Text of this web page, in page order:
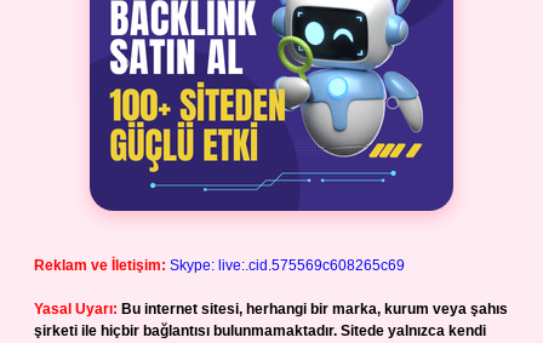
Reklam ve İletişim: Skype: live:.cid.575569c608265c69
Yasal Uyarı: Bu internet sitesi, herhangi bir marka, kurum veya şahıs
şirketi ile hiçbir bağlantısı bulunmamaktadır. Sitede yalnızca kendi